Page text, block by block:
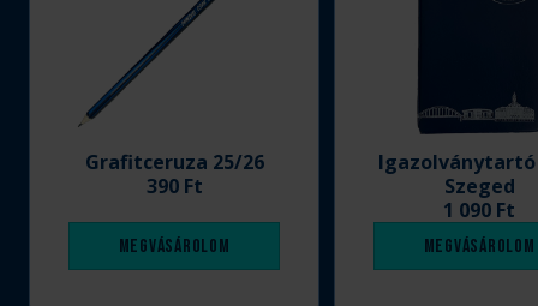
Grafitceruza 25/26
390 Ft
Megvásárolom
Szeged
1 090 Ft
Megvásárolom